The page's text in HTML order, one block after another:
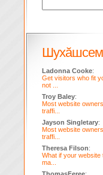
Шухăшсем
Ladonna Cooke:
Get visitors who fit
not ...
Troy Baley:
Most website
traffi...
Jayson Singletary:
Most website
traffi...
Theresa Filson:
What if your website
ma...